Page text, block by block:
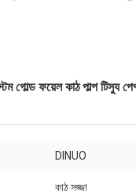
গোল্ড ফয়েল কাঠ পাল্প টিস্যু
DINUO
কাঠ সজ্জা